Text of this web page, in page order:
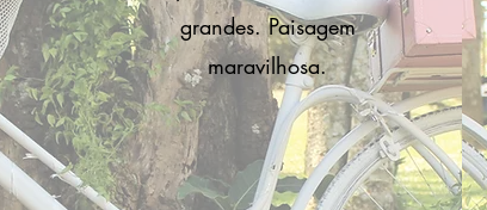
grandes. Paisagem
maravilhosa.